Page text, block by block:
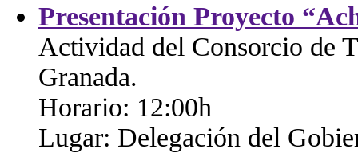
Presentación Proyecto
Actividad del Consorcio de
Granada.
Horario: 12:00h
Lugar: Delegación del